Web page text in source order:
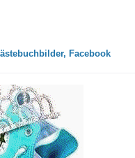
Facebook